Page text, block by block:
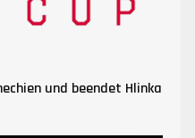
und beendet Hlinka